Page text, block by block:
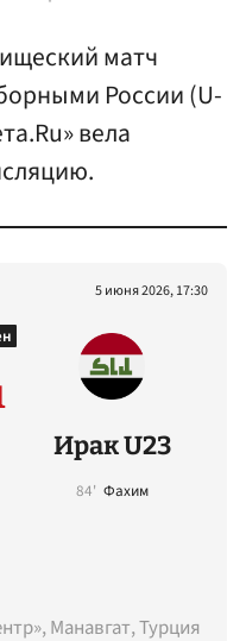
матч
России (U-
вела
5 июня 2026, 17:30
Ирак U23
84' Фахим
Манавгат, Турция